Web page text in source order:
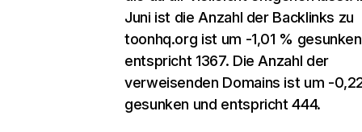
Juni ist die Anzahl der Backlinks zu
toonhq.org ist um -1,01 %
entspricht 1367. Die Anzahl der
verweisenden Domains ist um -
gesunken und entspricht 444.